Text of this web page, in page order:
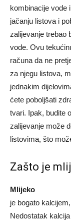
kombinacije vode
jačanju listova i
zalijevanje trebao
vode. Ovu
računa da ne
za njegu listova,
jednakim
ćete poboljšati
tvari. Ipak, budite
zalijevanje može
listovima, što
Zašto je
Mlijeko
je bogato
Nedostatak